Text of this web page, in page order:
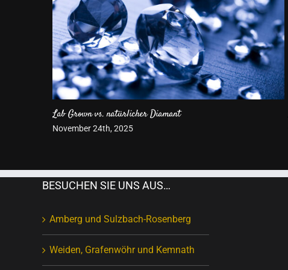
Was macht einen Ring zum Trauring?
Mai 27th, 2025
BESUCHEN SIE UNS AUS…
Amberg und Sulzbach-Rosenberg
Weiden, Grafenwöhr und Kemnath